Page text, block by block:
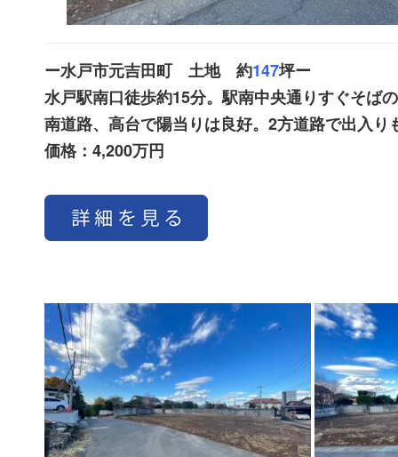
ー水戸市元吉田町 土地 約147坪ー
水戸駅南口徒歩約15分。駅南中央通りすぐそば
南道路、高台で陽当りは良好。2方道路で出入り
価格：4,200万円